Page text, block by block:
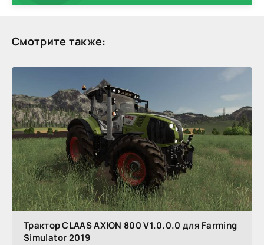
Смотрите также:
Трактор CLAAS AXION 800 V1.0.0.0 для Farming
Simulator 2019